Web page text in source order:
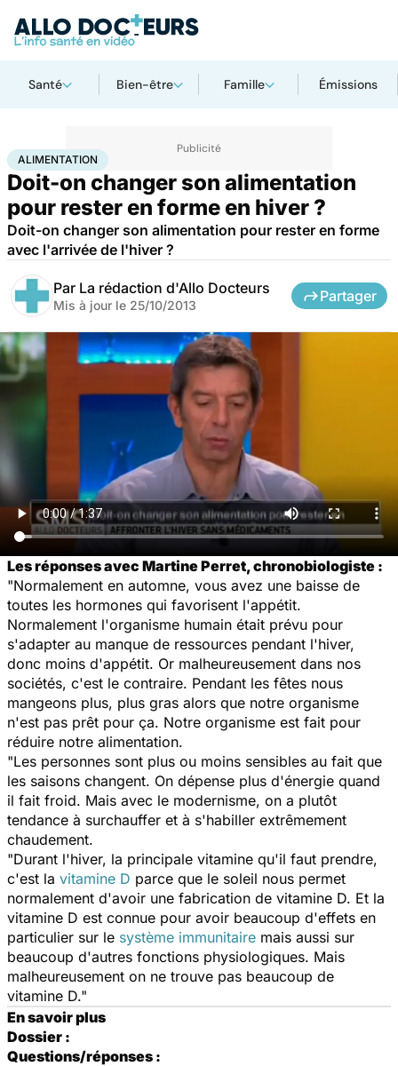
Santé Bien-être Famille Émissions
AccueilSantéMaladies Alimentation
ALIMENTATION
Doit-on changer son alimentation
pour rester en forme en hiver ?
Doit-on changer son alimentation pour rester en forme
avec l'arrivée de l'hiver ?
Par La rédaction d'Allo Docteurs
Mis à jour le 25/10/2013
Partager
Les réponses avec Martine Perret, chronobiologiste :
"Normalement en automne, vous avez une baisse de
toutes les hormones qui favorisent l'appétit.
Normalement l'organisme humain était prévu pour
s'adapter au manque de ressources pendant l'hiver,
donc moins d'appétit. Or malheureusement dans nos
sociétés, c'est le contraire. Pendant les fêtes nous
mangeons plus, plus gras alors que notre organisme
n'est pas prêt pour ça. Notre organisme est fait pour
réduire notre alimentation.
"Les personnes sont plus ou moins sensibles au fait que
les saisons changent. On dépense plus d'énergie quand
il fait froid. Mais avec le modernisme, on a plutôt
tendance à surchauffer et à s'habiller extrêmement
chaudement.
"Durant l'hiver, la principale vitamine qu'il faut prendre,
c'est la vitamine D parce que le soleil nous permet
normalement d'avoir une fabrication de vitamine D. Et la
vitamine D est connue pour avoir beaucoup d'effets en
particulier sur le système immunitaire mais aussi sur
beaucoup d'autres fonctions physiologiques. Mais
malheureusement on ne trouve pas beaucoup de
vitamine D."
En savoir plus
Dossier :
Questions/réponses :